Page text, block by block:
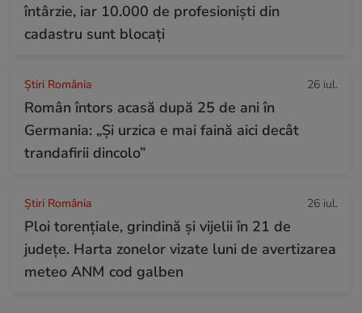
întârzie, iar 10.000 de profesioniști din
cadastru sunt blocați
Știri România 26 iul.
Român întors acasă după 25 de ani în
Germania: „Și urzica e mai faină aici decât
trandafirii dincolo”
Știri România 26 iul.
Ploi torențiale, grindină și vijelii în 21 de
județe. Harta zonelor vizate luni de avertizarea
meteo ANM cod galben